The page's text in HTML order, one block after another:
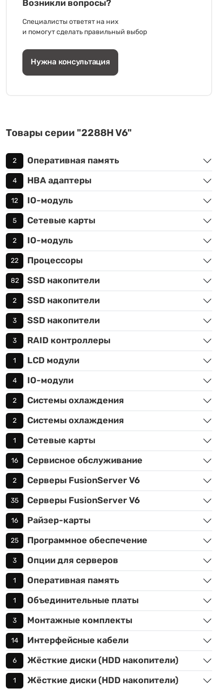
Возникли вопросы?
Специалисты ответят на них
и помогут сделать правильный выбор
Нужна консультация
Товары серии "2288H V6"
2 Оперативная память
4 HBA адаптеры
12 IO-модуль
5 Сетевые карты
2 IO-модуль
22 Процессоры
82 SSD накопители
2 SSD накопители
3 SSD накопители
3 RAID контроллеры
1 LCD модули
4 IO-модули
2 Системы охлаждения
2 Системы охлаждения
1 Сетевые карты
16 Сервисное обслуживание
2 Серверы FusionServer V6
35 Серверы FusionServer V6
16 Райзер-карты
25 Программное обеспечение
3 Опции для серверов
1 Оперативная память
1 Объединительные платы
3 Монтажные комплекты
14 Интерфейсные кабели
6 Жёсткие диски (HDD накопители)
1 Жёсткие диски (HDD накопители)